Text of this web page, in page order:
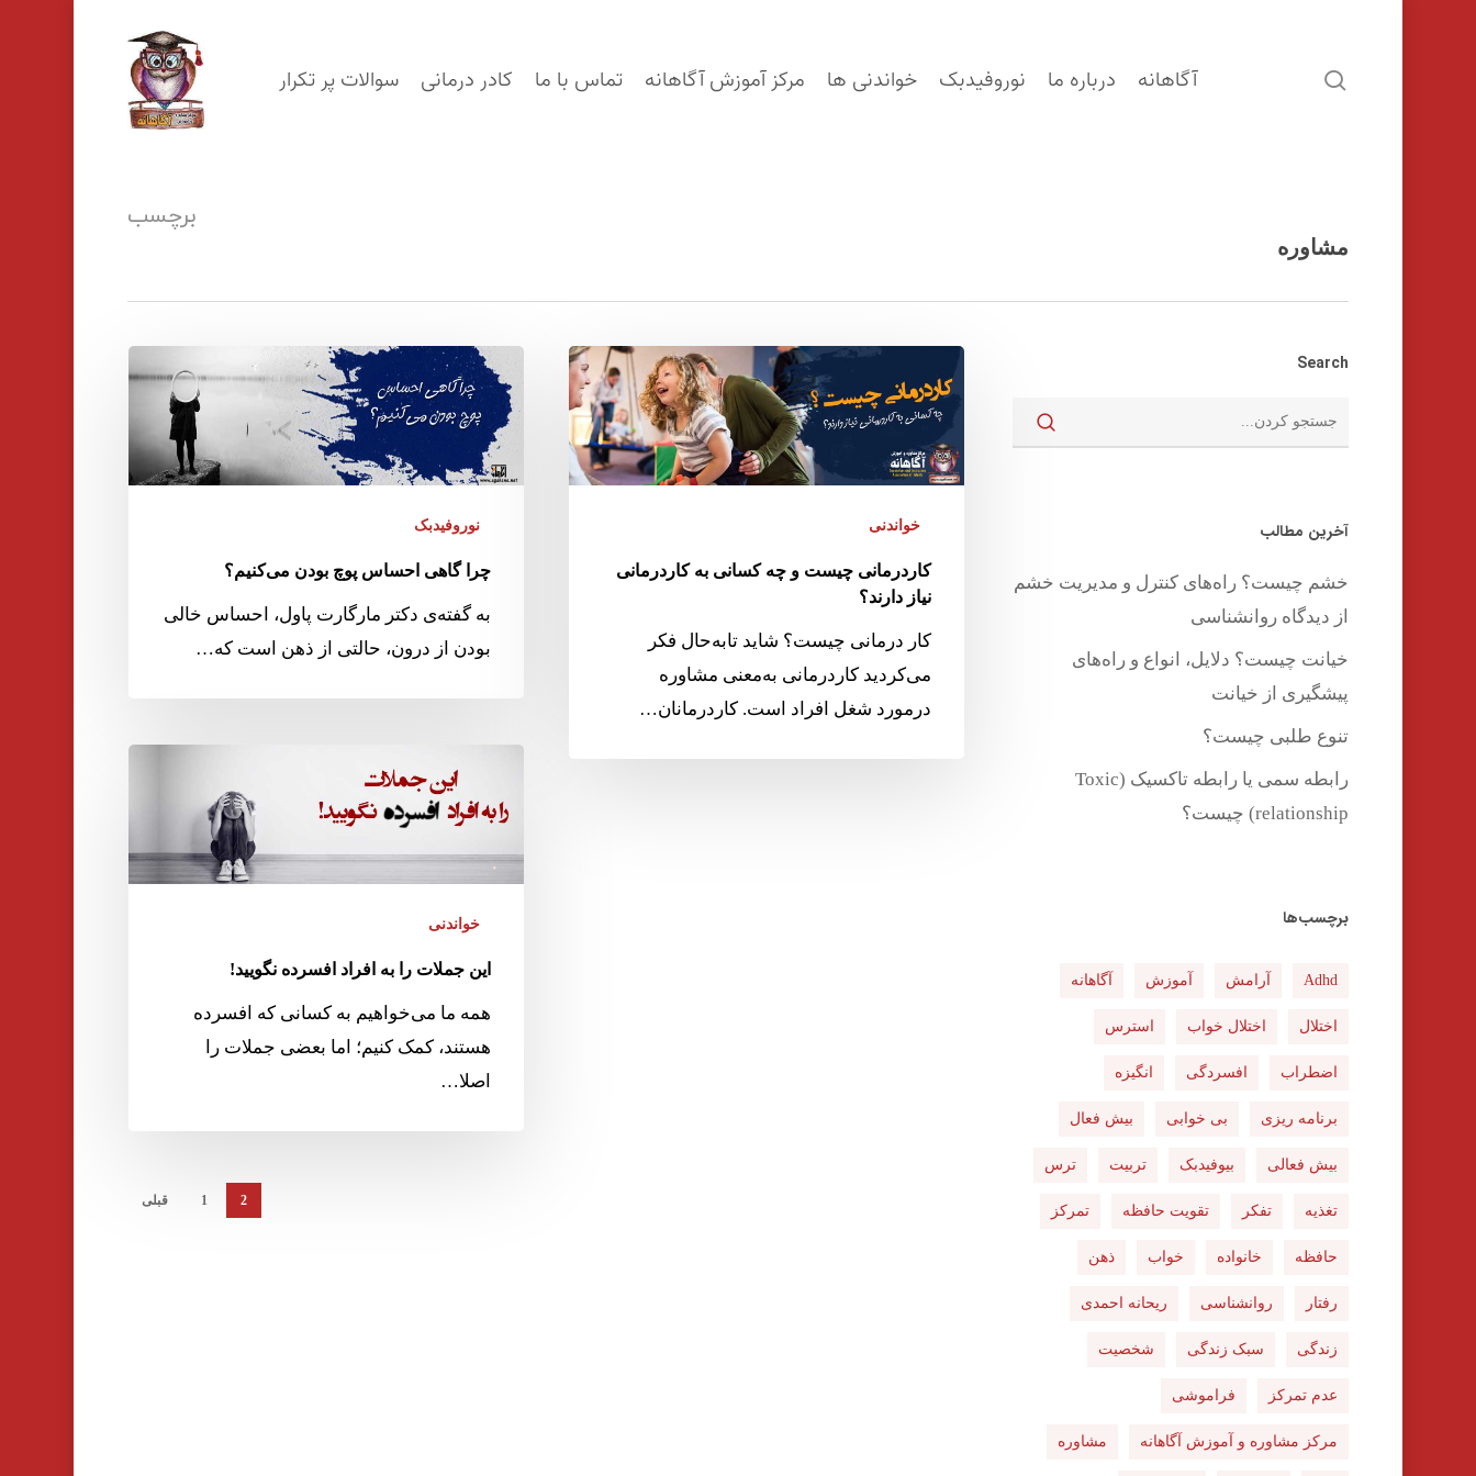
آگاهانه درباره ما نوروفیدبک خواندنی ها مرکز آموزش آگاهانه تماس با ما کادر درمانی سوالات پر تکرار search
برچسب
مشاوره
خواندنی
کاردرمانی چیست و چه کسانی به کاردرمانی
نیاز دارند؟
کار درمانی چیست؟ شاید تابه‌حال فکر
می‌کردید کاردرمانی به‌معنی مشاوره
درمورد شغل افراد است. کاردرمانان…
نوروفیدبک
چرا گاهی احساس پوچ بودن می‌کنیم؟
به گفته‌ی دکتر مارگارت پاول، احساس خالی
بودن از درون، حالتی از ذهن است که…
خواندنی
این جملات را به افراد افسرده نگویید!
همه ما می‌خواهیم به کسانی که افسرده
هستند، کمک کنیم؛ اما بعضی جملات را
اصلا…
قبلی 1 2
Search
آخرین مطالب
خشم چیست؟ راه‌های کنترل و مدیریت خشم
از دیدگاه روانشناسی
خیانت چیست؟ دلایل، انواع و راه‌های
پیشگیری از خیانت
تنوع طلبی چیست؟
رابطه سمی یا رابطه تاکسیک (Toxic
relationship) چیست؟
برچسب‌ها
Adhd آرامش آموزش آگاهانه
اختلال اختلال خواب استرس
اضطراب افسردگی انگیزه
برنامه ریزی بی خوابی بیش فعال
بیش فعالی بیوفیدبک تربیت ترس
تغذیه تفکر تقویت حافظه تمرکز
حافظه خانواده خواب ذهن
رفتار روانشناسی ریحانه احمدی
زندگی سبک زندگی شخصیت
عدم تمرکز فراموشی
مرکز مشاوره و آموزش آگاهانه مشاوره